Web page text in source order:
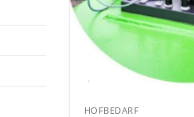
HOFBEDARF